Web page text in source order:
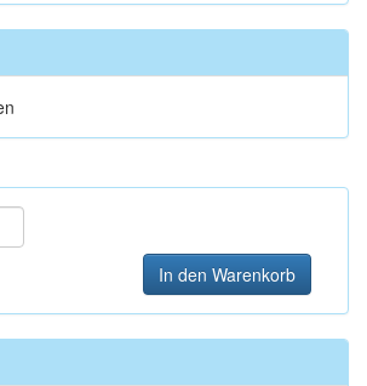
In den Warenkorb